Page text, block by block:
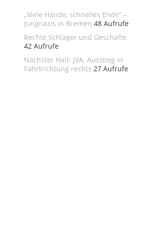
„Viele Hände, schnelles Ende“ –
Jungnazis in Bremen 48 Aufrufe
Rechte Schläger und Geschäfte
42 Aufrufe
Nächster Halt: JVA. Ausstieg in
Fahrtrichtung rechts 27 Aufrufe